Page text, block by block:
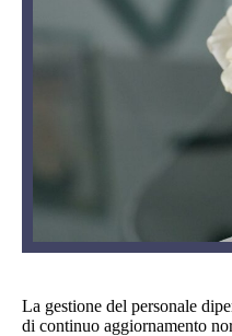
La gestione del personale
di continuo aggiornamento